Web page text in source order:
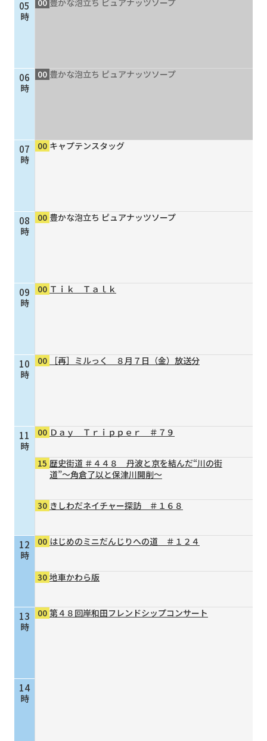
ご加入お申し込み・資
個人情報保護に関する基
本方針
サイトマップ
05
時
06
時
07
時
08
時
09
時
10
時
11
時
12
時
13
時
14
時
00 豊かな泡立ち ピュアナッツソープ
00 豊かな泡立ち ピュアナッツソープ
00 キャプテンスタッグ
00 豊かな泡立ち ピュアナッツソープ
00 Ｔｉｋ Ｔａｌｋ
00 ［再］ミルっく ８月７日（金）放送分
00 Ｄａｙ Ｔｒｉｐｐｅｒ ＃７９
15 歴史街道 ＃４４８ 丹波と京を結んだ“川の街
道”～角倉了以と保津川開削～
30 きしわだネイチャー探訪 ＃１６８
00 はじめのミニだんじりへの道 ＃１２４
30 地車かわら版
00 第４８回岸和田フレンドシップコンサート